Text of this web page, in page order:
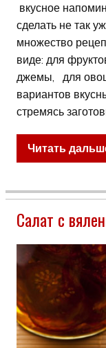
вкусное
сделать не так
множество
виде: для
джемы, для
вариантов
стремясь
Читать
Салат с